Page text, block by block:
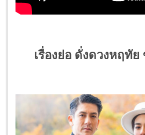
เรื่องย่อ ดั่งดวงหฤทัย